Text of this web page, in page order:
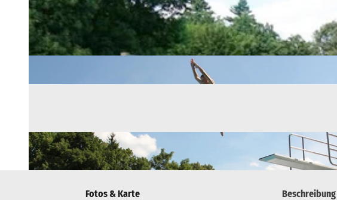
Fotos & Karte Beschreibung